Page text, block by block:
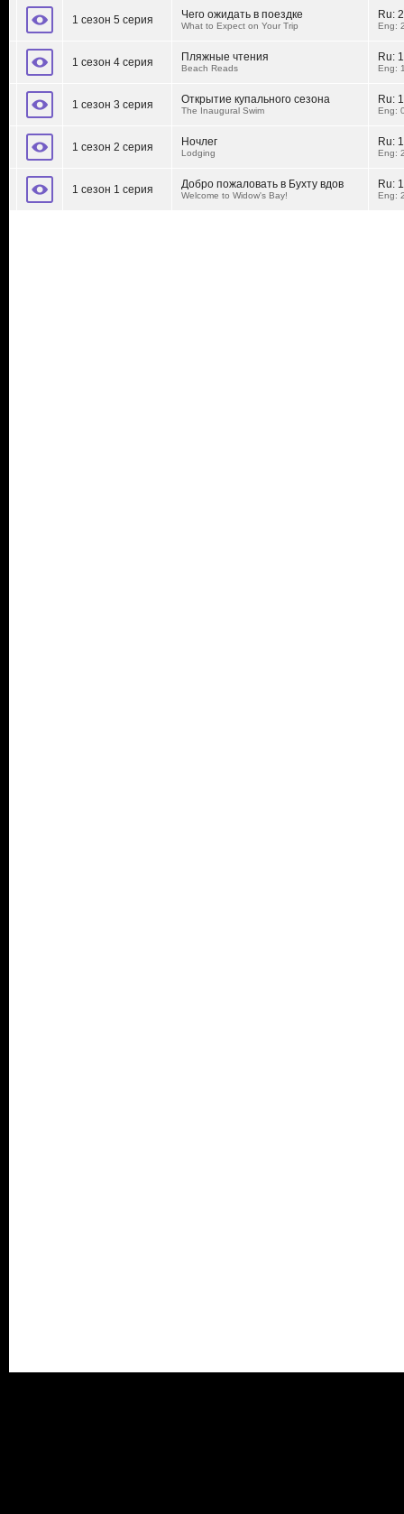
1 сезон 5 серия Чего ожидать в поездке
What to Expect on Your Trip
Ru:
Eng:
1 сезон 4 серия Пляжные чтения
Beach Reads
Ru:
Eng:
1 сезон 3 серия Открытие купального сезона
The Inaugural Swim
Ru:
Eng:
1 сезон 2 серия Ночлег
Lodging
Ru:
Eng:
1 сезон 1 серия Добро пожаловать в Бухту вдов
Welcome to Widow's Bay!
Ru:
Eng: